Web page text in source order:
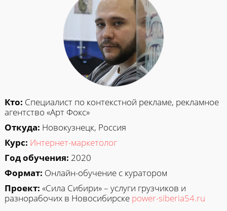
Кто: Специалист по контекстной рекламе, рекламное
агентство «Арт Фокс»
Откуда: Новокузнецк, Россия
Курс: Интернет-маркетолог
Год обучения: 2020
Формат: Онлайн-обучение с куратором
Проект: «Сила Сибири» – услуги грузчиков и
разнорабочих в Новосибирске power-siberia54.ru